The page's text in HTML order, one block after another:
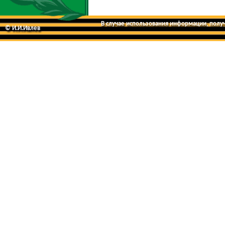
© И.И.Ивлев
В случае использования информации,